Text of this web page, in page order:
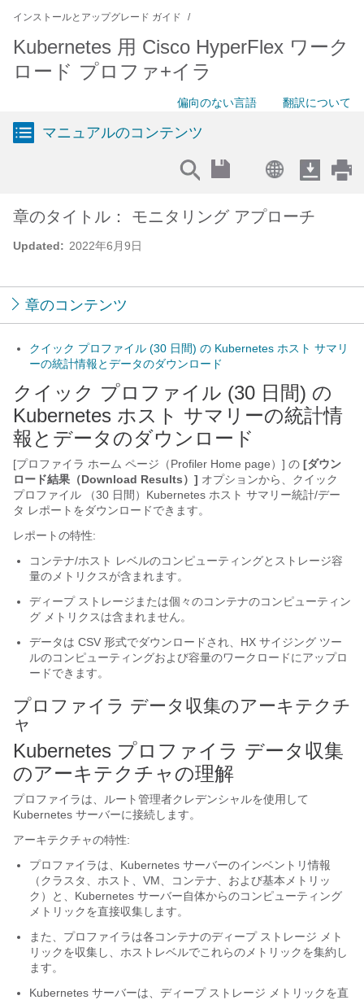
インストールとアップグレード ガイド
Kubernetes 用 Cisco HyperFlex ワーク
ロード プロファ+イラ
偏向のない言語 翻訳について
マニュアルのコンテンツ
Updated: 2022年6月9日
章のタイトル： モニタリング アプローチ
章のコンテンツ
クイック プロファイル (30 日間) の Kubernetes ホスト サマリ
ーの統計情報とデータのダウンロード
クイック プロファイル (30 日間) の
Kubernetes ホスト サマリーの統計情
報とデータのダウンロード
[プロファイラ ホーム ページ（Profiler Home page）] の [ダウン
ロード結果（Download Results）] オプションから、クイック
プロファイル （30 日間）Kubernetes ホスト サマリー統計/デー
タ レポートをダウンロードできます。
レポートの特性:
コンテナ/ホスト レベルのコンピューティングとストレージ容
量のメトリクスが含まれます。
ディープ ストレージまたは個々のコンテナのコンピューティン
グ メトリクスは含まれません。
データは CSV 形式でダウンロードされ、HX サイジング ツー
ルのコンピューティングおよび容量のワークロードにアップロ
ードできます。
プロファイラ データ収集のアーキテクチ
ャ
Kubernetes プロファイラ データ収集
のアーキテクチャの理解
プロファイラは、ルート管理者クレデンシャルを使用して
Kubernetes サーバーに接続します。
アーキテクチャの特性:
プロファイラは、Kubernetes サーバーのインベントリ情報
（クラスタ、ホスト、VM、コンテナ、および基本メトリッ
ク）と、Kubernetes サーバー自体からのコンピューティング
メトリックを直接収集します。
また、プロファイラは各コンテナのディープ ストレージ メト
リックを収集し、ホストレベルでこれらのメトリックを集約し
ます。
Kubernetes サーバーは、ディープ ストレージ メトリックを直